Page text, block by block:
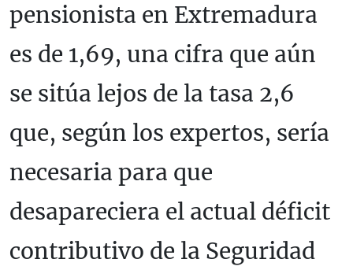
pensionista en Extremadura
es de 1,69, una cifra que aún
se sitúa lejos de la tasa 2,6
que, según los expertos, sería
necesaria para que
desapareciera el actual déficit
contributivo de la Seguridad